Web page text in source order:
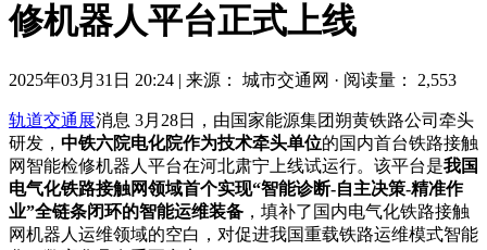
修机器人平台正式上线
2025年03月31日 20:24 | 来源： 城市交通网 · 阅读量： 2,553
轨道交通展消息 3月28日，由国家能源集团朔黄铁路公司牵头
研发， 中铁六院电化院作为技术牵头单位的国内首台铁路接触
网智能检修机器人平台在河北肃宁上线试运行。该平台是我国
电气化铁路接触网领域首个实现“智能诊断-自主决策-精准作
业”全链条闭环的智能运维装备 ，填补了国内电气化铁路接触
网机器人运维领域的空白，对促进我国重载铁路运维模式智能